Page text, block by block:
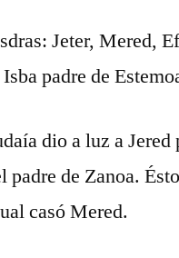
Jeter, Mered,
padre de
dio a luz a Jered
padre de Zanoa.
casó Mered.